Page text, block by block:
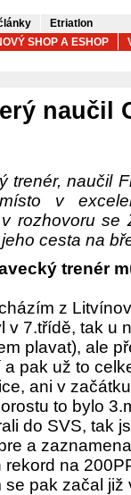
Etriatlon
SHOP A ESHOP
naučil
trenér, naučil
v
rozhovoru se
cesta na
trenér
z
v 7.třídě, tak u
plavat), ale
pak už to
ani v
to bylo
do SVS, tak
a
na
pak začal již